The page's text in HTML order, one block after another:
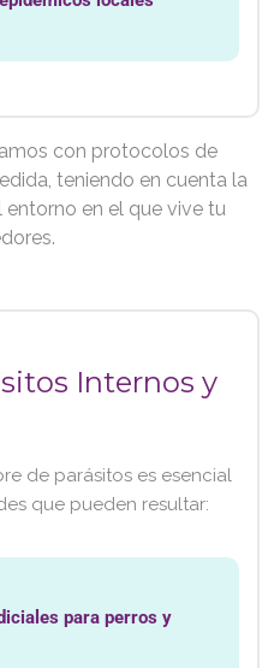
con protocolos de
teniendo en cuenta la
entorno en el que vive tu
Internos y
de parásitos es esencial
que pueden resultar:
para perros y